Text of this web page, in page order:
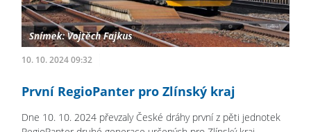
10. 10. 2024 09:32
První RegioPanter pro Zlínský kraj
Dne 10. 10. 2024 převzaly České dráhy první z pěti jednotek